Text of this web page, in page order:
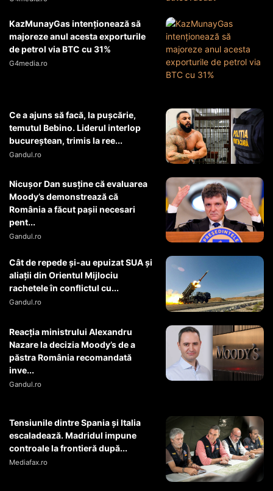
KazMunayGas intenţionează să
majoreze anul acesta exporturile
de petrol via BTC cu 31%
G4media.ro
Ce a ajuns să facă, la pușcărie,
temutul Bebino. Liderul interlop
bucureștean, trimis la ree...
Gandul.ro
Nicușor Dan susține că evaluarea
Moody’s demonstrează că
România a făcut pașii necesari
pent...
Gandul.ro
Cât de repede și-au epuizat SUA și
aliații din Orientul Mijlociu
rachetele în conflictul cu...
Gandul.ro
Reacția ministrului Alexandru
Nazare la decizia Moody’s de a
păstra România recomandată
inve...
Gandul.ro
Tensiunile dintre Spania și Italia
escaladează. Madridul impune
controale la frontieră după...
Mediafax.ro